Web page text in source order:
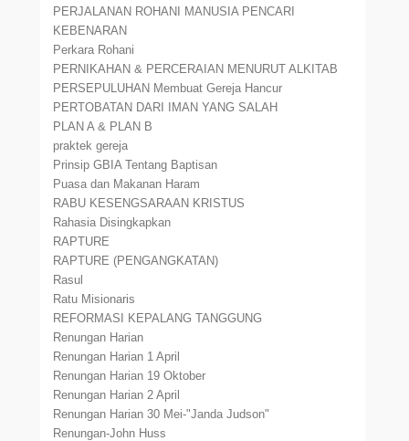
PERJALANAN ROHANI MANUSIA PENCARI
KEBENARAN
Perkara Rohani
PERNIKAHAN & PERCERAIAN MENURUT ALKITAB
PERSEPULUHAN Membuat Gereja Hancur
PERTOBATAN DARI IMAN YANG SALAH
PLAN A & PLAN B
praktek gereja
Prinsip GBIA Tentang Baptisan
Puasa dan Makanan Haram
RABU KESENGSARAAN KRISTUS
Rahasia Disingkapkan
RAPTURE
RAPTURE (PENGANGKATAN)
Rasul
Ratu Misionaris
REFORMASI KEPALANG TANGGUNG
Renungan Harian
Renungan Harian 1 April
Renungan Harian 19 Oktober
Renungan Harian 2 April
Renungan Harian 30 Mei-"Janda Judson"
Renungan-John Huss